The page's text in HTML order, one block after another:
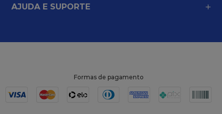
AJUDA E SUPORTE
Formas de pagamento